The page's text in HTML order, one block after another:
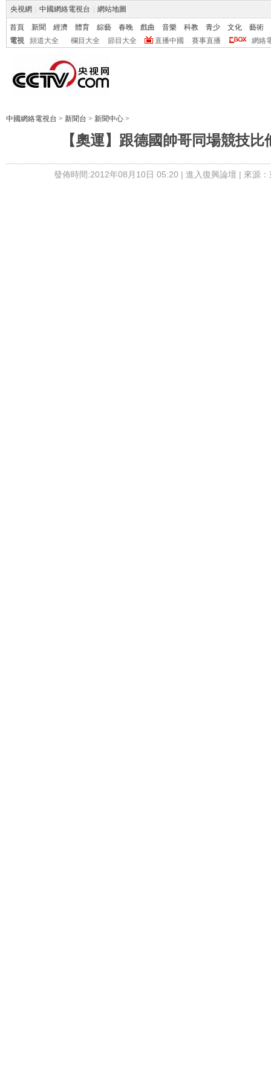
央視網 中國網絡電視台 網站地圖
首頁 新聞 經濟 體育 綜藝 春晚 戲曲 音樂 科教 青少 文化
藝術
電視
頻道大全 欄目大全 節目大全 直播中國 賽事直播 網絡
中國網絡電視台 > 新聞台 > 新聞中心 >
【奧運】跟德國帥哥同場競技比
發佈時間:2012年08月10日 05:20 | 進入復興論壇 | 來源